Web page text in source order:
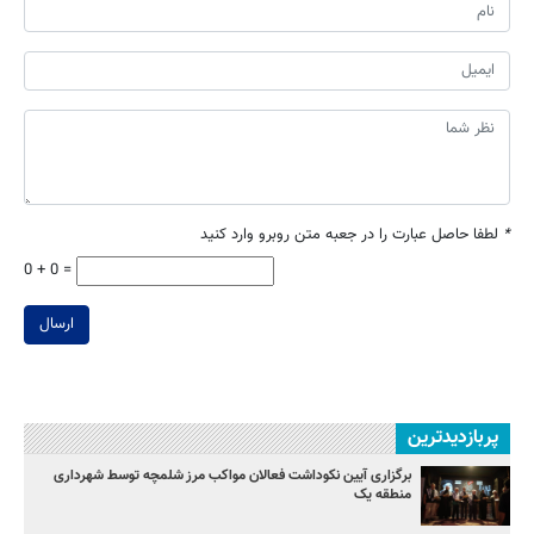
* لطفا حاصل عبارت را در جعبه متن روبرو وارد کنید
0 + 0 =
ارسال
پربازدیدترین
برگزاری آیین نکوداشت فعالان مواکب مرز شلمچه توسط شهرداری
منطقه یک